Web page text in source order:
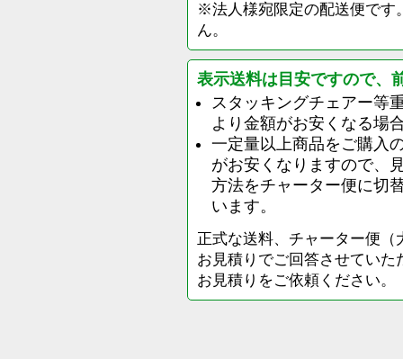
※法人様宛限定の配送便です
ん。
表示送料は目安ですので、
スタッキングチェアー等
より金額がお安くなる場
一定量以上商品をご購入
がお安くなりますので、
方法をチャーター便に切
います。
正式な送料、チャーター便
お見積りでご回答させてい
お見積りをご依頼ください。